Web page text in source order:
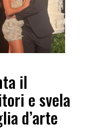
il
e svela
d’arte